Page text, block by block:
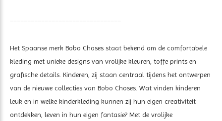
================================
Het Spaanse merk Bobo Choses staat bekend om de comfortabele
kleding met unieke designs van vrolijke kleuren, toffe prints en
grafische details. Kinderen, zij staan centraal tijdens het ontwerpen
van de nieuwe collecties van Bobo Choses. Wat vinden kinderen
leuk en in welke kinderkleding kunnen zij hun eigen creativiteit
ontdekken, leven in hun eigen fantasie? Met de vrolijke